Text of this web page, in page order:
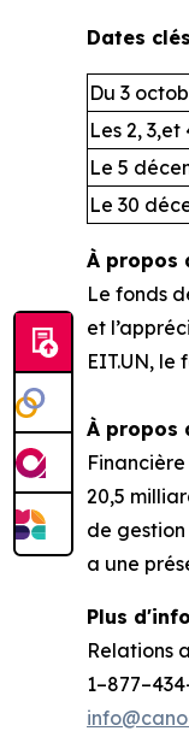
Dates clés
Du 3
Les 2,
Le 5
Le 30
À propos
Le fonds
et
EIT.UN,
À propos
20,5
de
a une
Plus
Relations